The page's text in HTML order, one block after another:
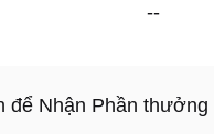
--
để Nhận Phần thưởng